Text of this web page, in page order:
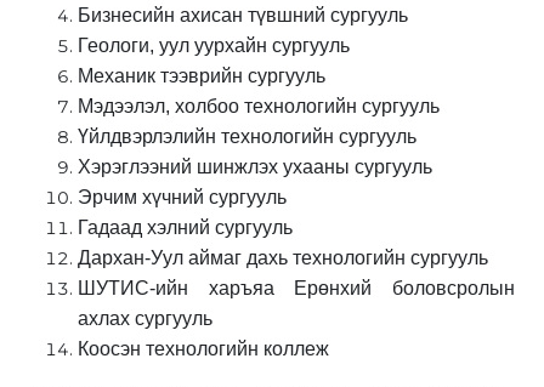
Бизнесийн ахисан түвшний сургууль
Геологи, уул уурхайн сургууль
Механик тээврийн сургууль
Мэдээлэл, холбоо технологийн сургууль
Үйлдвэрлэлийн технологийн сургууль
Хэрэглээний шинжлэх ухааны сургууль
Эрчим хүчний сургууль
Гадаад хэлний сургууль
Дархан-Уул аймаг дахь технологийн сургууль
ШУТИС-ийн харъяа Ерөнхий боловсролын
ахлах сургууль
Коосэн технологийн коллеж